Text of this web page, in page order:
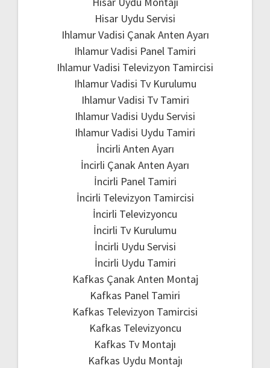
Hisar Uydu Servisi
Ihlamur Vadisi Çanak Anten Ayarı
Ihlamur Vadisi Panel Tamiri
Ihlamur Vadisi Televizyon Tamircisi
Ihlamur Vadisi Tv Kurulumu
Ihlamur Vadisi Tv Tamiri
Ihlamur Vadisi Uydu Servisi
Ihlamur Vadisi Uydu Tamiri
İncirli Anten Ayarı
İncirli Çanak Anten Ayarı
İncirli Panel Tamiri
İncirli Televizyon Tamircisi
İncirli Televizyoncu
İncirli Tv Kurulumu
İncirli Uydu Servisi
İncirli Uydu Tamiri
Kafkas Çanak Anten Montaj
Kafkas Panel Tamiri
Kafkas Televizyon Tamircisi
Kafkas Televizyoncu
Kafkas Tv Montajı
Kafkas Uydu Montajı